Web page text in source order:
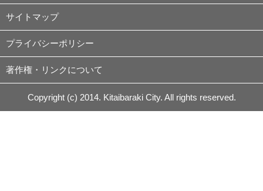
サイトマップ
プライバシーポリシー
著作権・リンクについて
Copyright (c) 2014. Kitaibaraki City. All rights reserved.